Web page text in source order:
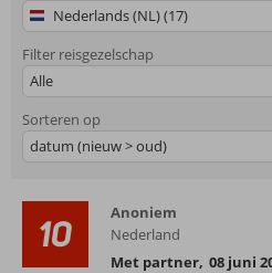
Nederlands (NL) (17)
Filter reisgezelschap
Alle
Sorteren op
datum (nieuw > oud)
10
Anoniem
Nederland
Met partner, 08 juni